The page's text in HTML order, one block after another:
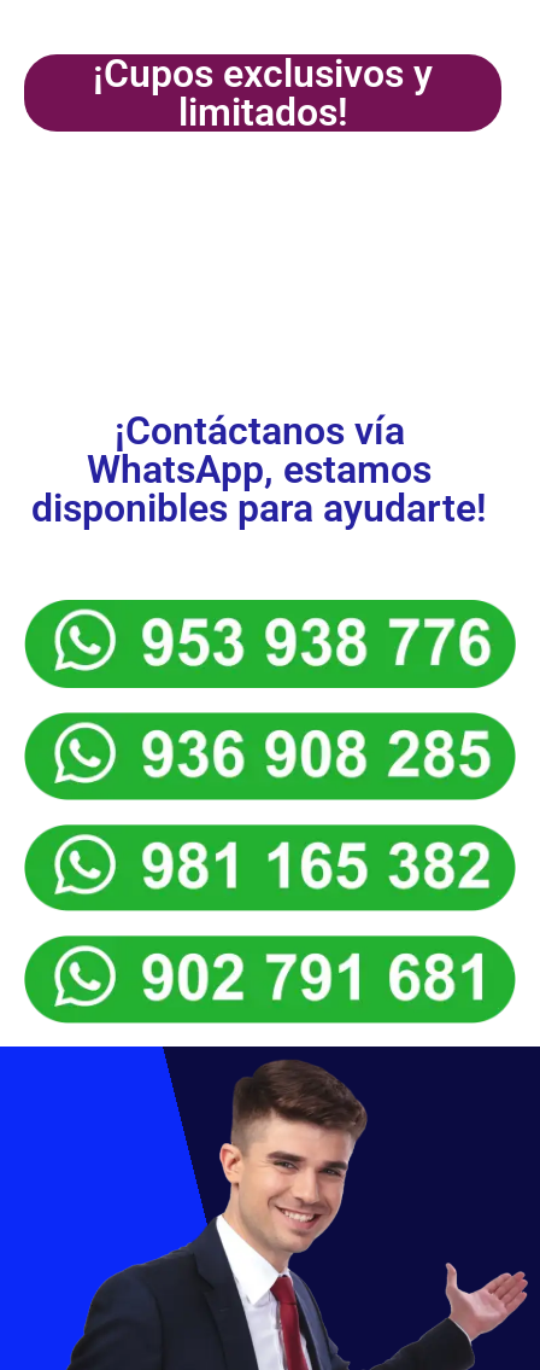
¡Cupos exclusivos y
limitados!
¡Contáctanos vía
WhatsApp, estamos
disponibles para ayudarte!